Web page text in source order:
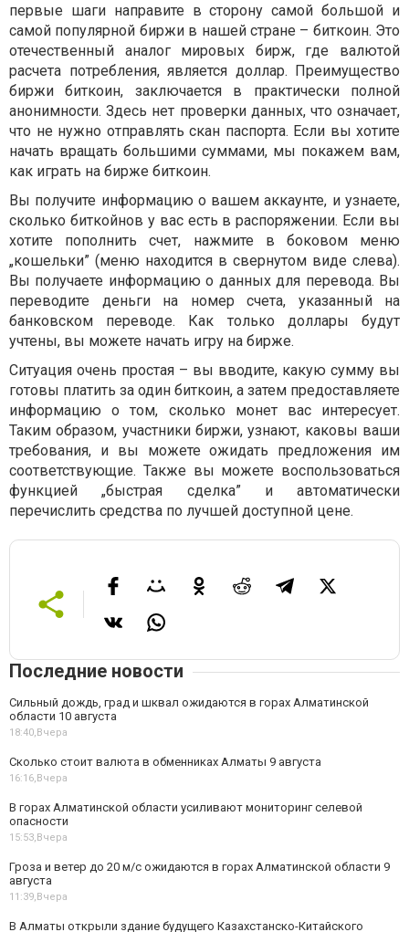
первые шаги направите в сторону самой большой и
самой популярной биржи в нашей стране – биткоин. Это
отечественный аналог мировых бирж, где валютой
расчета потребления, является доллар. Преимущество
биржи биткоин, заключается в практически полной
анонимности. Здесь нет проверки данных, что означает,
что не нужно отправлять скан паспорта. Если вы хотите
начать вращать большими суммами, мы покажем вам,
как играть на бирже биткоин.
Вы получите информацию о вашем аккаунте, и узнаете,
сколько биткойнов у вас есть в распоряжении. Если вы
хотите пополнить счет, нажмите в боковом меню
„кошельки” (меню находится в свернутом виде слева).
Вы получаете информацию о данных для перевода. Вы
переводите деньги на номер счета, указанный на
банковском переводе. Как только доллары будут
учтены, вы можете начать игру на бирже.
Ситуация очень простая – вы вводите, какую сумму вы
готовы платить за один биткоин, а затем предоставляете
информацию о том, сколько монет вас интересует.
Таким образом, участники биржи, узнают, каковы ваши
требования, и вы можете ожидать предложения им
соответствующие. Также вы можете воспользоваться
функцией „быстрая сделка” и автоматически
перечислить средства по лучшей доступной цене.
Последние новости
Сильный дождь, град и шквал ожидаются в горах Алматинской
области 10 августа
18:40,Вчера
Сколько стоит валюта в обменниках Алматы 9 августа
16:16,Вчера
В горах Алматинской области усиливают мониторинг селевой
опасности
15:53,Вчера
Гроза и ветер до 20 м/с ожидаются в горах Алматинской области 9
августа
11:39,Вчера
В Алматы открыли здание будущего Казахстанско-Китайского